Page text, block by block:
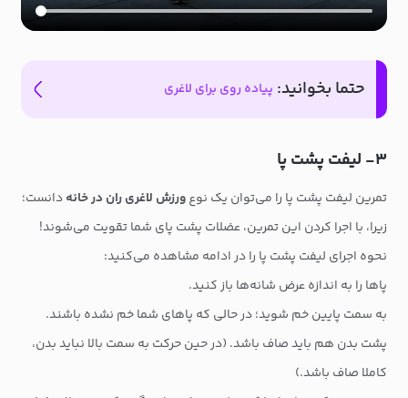
حتما بخوانید: پیاده روی برای لاغری
۳- لیفت پشت پا
تمرین لیفت پشت پا را می‌توان یک نوعورزش لاغری ران در خانهدانست؛
زیرا، با اجرا کردن این تمرین، عضلات پشت پای شما تقویت می‌شوند!
نحوه اجرای لیفت پشت پا را در ادامه مشاهده می‌کنید:
پاها را به اندازه عرض شانه‌ها باز کنید.
به سمت پایین خم شوید؛ در حالی که پاهای شما خم نشده باشند.
پشت بدن هم باید صاف باشد. (در حین حرکت به سمت بالا نباید بدن،
کاملا صاف باشد.)